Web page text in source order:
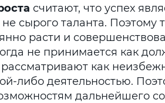
считают, что успех
не сырого таланта.
расти и
не принимается как
как
либо деятельностью.
дальнейшего